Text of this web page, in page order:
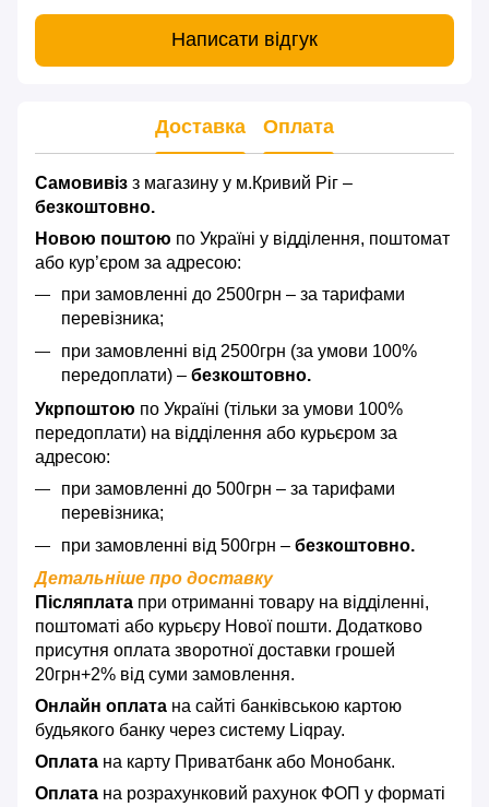
Написати відгук
Доставка Оплата
Самовивіз з магазину у м.Кривий Ріг –
безкоштовно.
Новою поштою по Україні у відділення, поштомат
або кур’єром за адресою:
при замовленні до 2500грн – за тарифами
перевізника;
при замовленні від 2500грн (за умови 100%
передоплати) – безкоштовно.
Укрпоштою по Україні (тільки за умови 100%
передоплати) на відділення або курьєром за
адресою:
при замовленні до 500грн – за тарифами
перевізника;
при замовленні від 500грн – безкоштовно.
Детальніше про доставку
Післяплата при отриманні товару на відділенні,
поштоматі або курьєру Нової пошти. Додатково
присутня оплата зворотної доставки грошей
20грн+2% від суми замовлення.
Онлайн оплата на сайті банківською картою
будьякого банку через систему Liqpay.
Оплата на карту Приватбанк або Монобанк.
Оплата на розрахунковий рахунок ФОП у форматі